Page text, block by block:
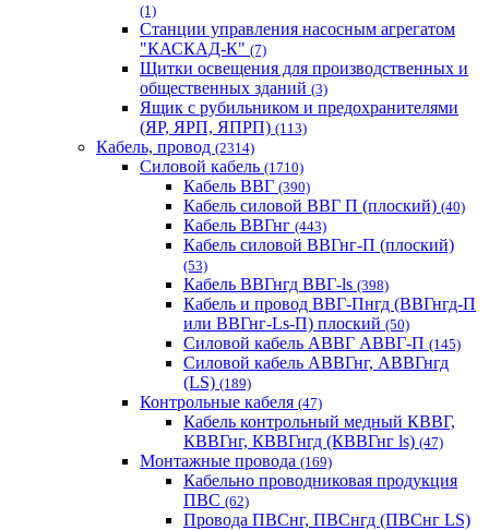
(1)
Станции управления насосным агрегатом
"КАСКАД-К" (7)
Щитки освещения для производственных и
общественных зданий (3)
Ящик с рубильником и предохранителями
(ЯР, ЯРП, ЯПРП) (113)
Кабель, провод (2314)
Силовой кабель (1710)
Кабель ВВГ (390)
Кабель силовой ВВГ П (плоский) (40)
Кабель ВВГнг (443)
Кабель силовой ВВГнг-П (плоский)
(53)
Кабель ВВГнгд ВВГ-ls (398)
Кабель и провод ВВГ-Пнгд (ВВГнгд-П
или ВВГнг-Ls-П) плоский (50)
Силовой кабель АВВГ АВВГ-П (145)
Силовой кабель АВВГнг, АВВГнгд
(LS) (189)
Контрольные кабеля (47)
Кабель контрольный медный КВВГ,
КВВГнг, КВВГнгд (КВВГнг ls) (47)
Монтажные провода (169)
Кабельно проводниковая продукция
ПВС (62)
Провода ПВСнг, ПВСнгд (ПВСнг LS)